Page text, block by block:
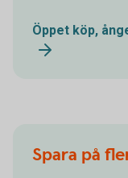
Öppet köp,
Spara på